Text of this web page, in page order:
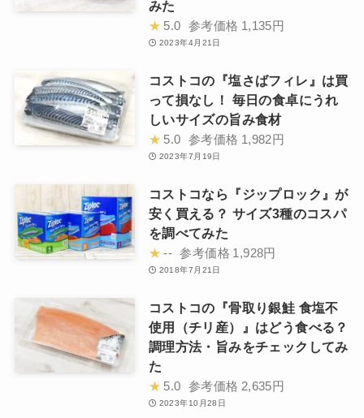
みた
★ 5.0 参考価格 1,135円
2023年4月21日
コストコの『塩さばフィレ』は買
って損なし！ 毎日の食卓にうれ
しいサイズの旨み食材
★ 5.0 参考価格 1,982円
2023年7月19日
コストコなら『ジップロック』が
安く買える？ サイズ3種のコスパ
を調べてみた
★ -- 参考価格 1,928円
2018年7月21日
コストコの『骨取り銀鮭 食塩不
使用（チリ産）』はどう食べる？
調理方法・旨みをチェックしてみ
た
★ 5.0 参考価格 2,635円
2023年10月28日